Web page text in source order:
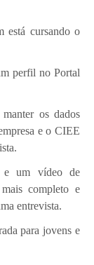
está cursando o
perfil no Portal
os dados
e o CIEE
e um vídeo de
completo e
entrevista.
para jovens e